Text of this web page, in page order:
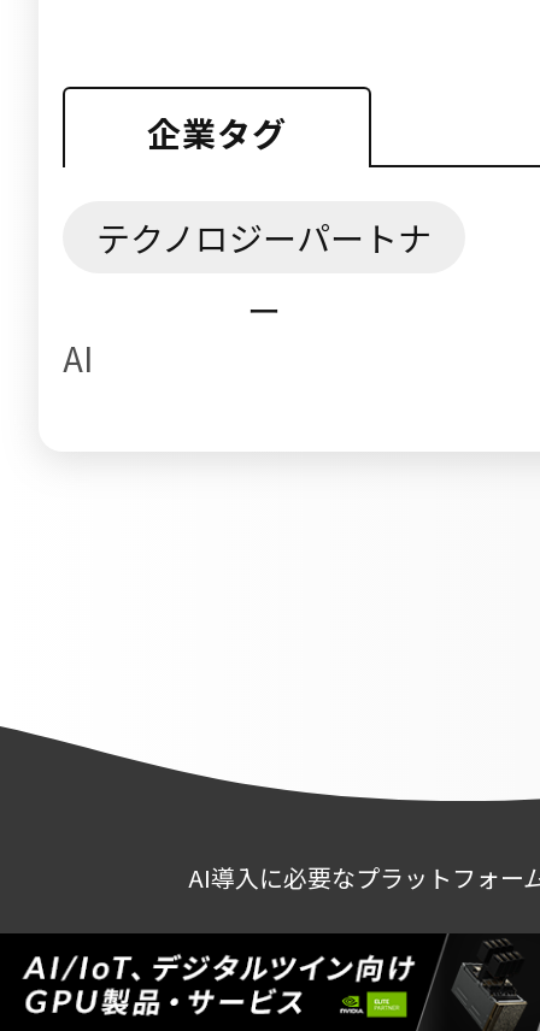
企業タグ
テクノロジーパートナ
ー
AI
AI導入に必要なプラットフォー